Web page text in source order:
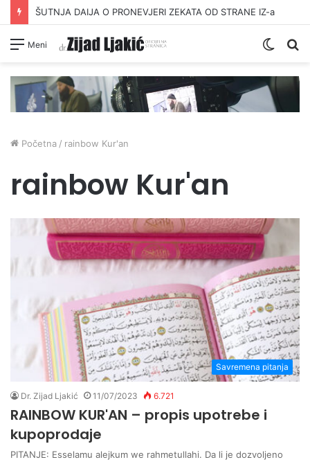
ŠUTNJA DAIJA O PRONEVJERI ZEKATA OD STRANE IZ-a
Meni
Switch
Početna / rainbow Kur'an
rainbow Kur'an
Savremena pitanja
Dr. Zijad Ljakić 11/07/2023 6.721
RAINBOW KUR'AN – propis upotrebe i
kupoprodaje
PITANJE: Esselamu alejkum we rahmetullahi. Da li je dozvoljeno